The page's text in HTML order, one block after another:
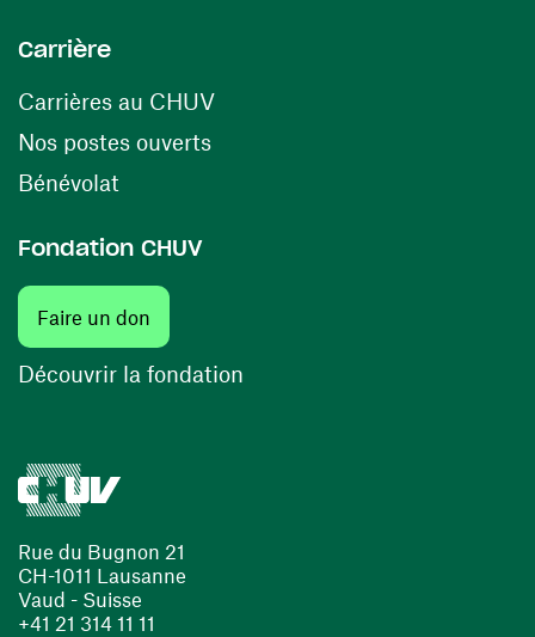
Rue du Bugnon 21
CH-1011 Lausanne
Vaud - Suisse
+41 21 314 11 11
Carrière
Carrières au CHUV(opens in a new window)
Nos postes ouverts(opens in a new window)
Bénévolat
Fondation CHUV
Faire un don
Découvrir la fondation